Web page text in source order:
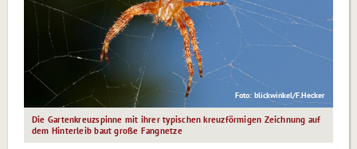
Foto: blickwinkel/F.Hecker
Die Gartenkreuzspinne mit ihrer typischen kreuzförmigen Zeichnung auf
dem Hinterleib baut große Fangnetze